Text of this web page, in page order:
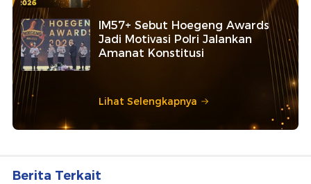
IM57+ Sebut Hoegeng Awards
Jadi Motivasi Polri Jalankan
Amanat Konstitusi
Lihat Selengkapnya
Berita Terkait